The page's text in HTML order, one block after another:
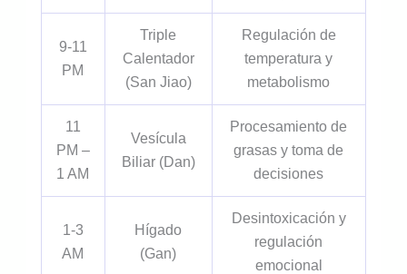
9-11
PM
Triple
Calentador
(San Jiao)
Regulación de
temperatura y
metabolismo
11
PM –
1 AM
Vesícula
Biliar (Dan)
Procesamiento de
grasas y toma de
decisiones
1-3
AM
Hígado
(Gan)
Desintoxicación y
regulación
emocional